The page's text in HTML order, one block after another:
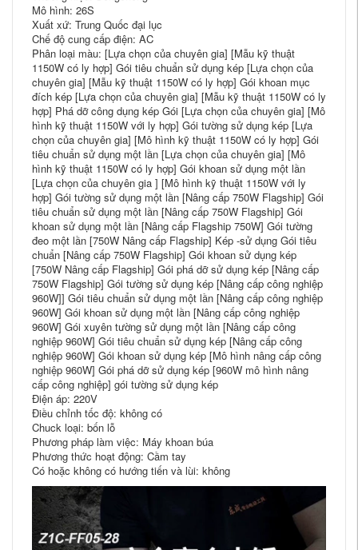
Mô hình: 26S
Xuất xứ: Trung Quốc đại lục
Chế độ cung cấp điện: AC
Phân loại màu: [Lựa chọn của chuyên gia] [Mẫu kỹ thuật
1150W có ly hợp] Gói tiêu chuẩn sử dụng kép [Lựa chọn của
chuyên gia] [Mẫu kỹ thuật 1150W có ly hợp] Gói khoan mục
đích kép [Lựa chọn của chuyên gia] [Mẫu kỹ thuật 1150W có ly
hợp] Phá dỡ công dụng kép Gói [Lựa chọn của chuyên gia] [Mô
hình kỹ thuật 1150W với ly hợp] Gói tường sử dụng kép [Lựa
chọn của chuyên gia] [Mô hình kỹ thuật 1150W có ly hợp] Gói
tiêu chuẩn sử dụng một lần [Lựa chọn của chuyên gia] [Mô
hình kỹ thuật 1150W có ly hợp] Gói khoan sử dụng một lần
[Lựa chọn của chuyên gia ] [Mô hình kỹ thuật 1150W với ly
hợp] Gói tường sử dụng một lần [Nâng cấp 750W Flagship] Gói
tiêu chuẩn sử dụng một lần [Nâng cấp 750W Flagship] Gói
khoan sử dụng một lần [Nâng cấp Flagship 750W] Gói tường
đeo một lần [750W Nâng cấp Flagship] Kép -sử dụng Gói tiêu
chuẩn [Nâng cấp 750W Flagship] Gói khoan sử dụng kép
[750W Nâng cấp Flagship] Gói phá dỡ sử dụng kép [Nâng cấp
750W Flagship] Gói tường sử dụng kép [Nâng cấp công nghiệp
960W]] Gói tiêu chuẩn sử dụng một lần [Nâng cấp công nghiệp
960W] Gói khoan sử dụng một lần [Nâng cấp công nghiệp
960W] Gói xuyên tường sử dụng một lần [Nâng cấp công
nghiệp 960W] Gói tiêu chuẩn sử dụng kép [Nâng cấp công
nghiệp 960W] Gói khoan sử dụng kép [Mô hình nâng cấp công
nghiệp 960W] Gói phá dỡ sử dụng kép [960W mô hình nâng
cấp công nghiệp] gói tường sử dụng kép
Điện áp: 220V
Điều chỉnh tốc độ: không có
Chuck loại: bốn lỗ
Phương pháp làm việc: Máy khoan búa
Phương thức hoạt động: Cầm tay
Có hoặc không có hướng tiến và lùi: không